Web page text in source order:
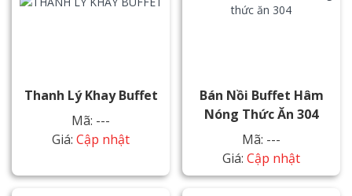
Thanh Lý Khay Buffet
Mã: ---
Giá: Cập nhật
Bán Nồi Buffet Hâm
Nóng Thức Ăn 304
Mã: ---
Giá: Cập nhật